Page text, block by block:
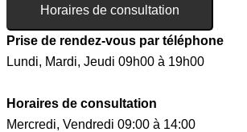
Horaires de consultation
Prise de rendez-vous par téléphone
Lundi, Mardi, Jeudi 09h00 à 19h00
Horaires de consultation
Mercredi, Vendredi 09:00 à 14:00